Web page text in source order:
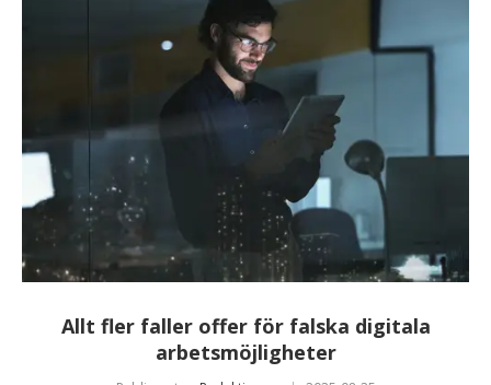
Allt fler faller offer för falska digitala
arbetsmöjligheter